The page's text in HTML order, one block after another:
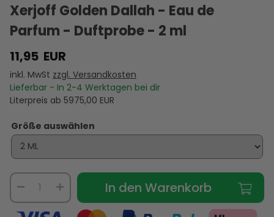
Xerjoff Golden Dallah - Eau de
Parfum - Duftprobe - 2 ml
11,95EUR
inkl. MwSt zzgl. Versandkosten
Lieferbar - In 2-4 Werktagen bei dir
Literpreis ab 5975,00 EUR
Größe auswählen
In den Warenkorb